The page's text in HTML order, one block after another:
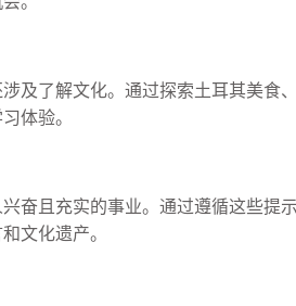
及了解文化。通过探索土耳其美
体验。
奋且充实的事业。通过遵循这些提
文化遗产。